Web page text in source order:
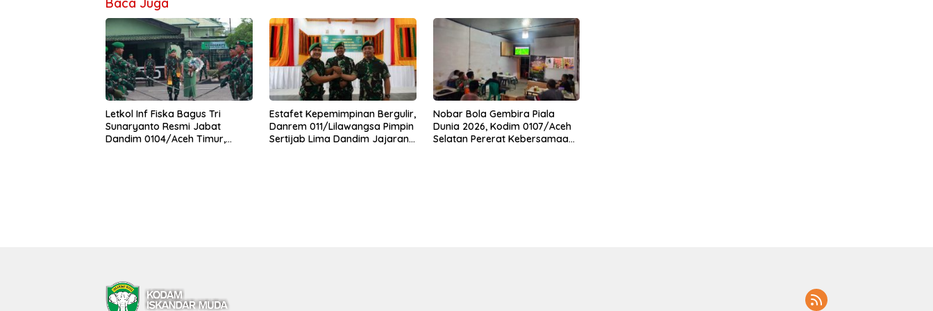
Letkol Inf Fiska Bagus Tri
Sunaryanto Resmi Jabat
Dandim 0104/Aceh Timur,
Estafet Kepemimpinan Bergulir,
Danrem 011/Lilawangsa Pimpin
Sertijab Lima Dandim Jajaran
Nobar Bola Gembira Piala
Dunia 2026, Kodim 0107/Aceh
Selatan Pererat Kebersamaan